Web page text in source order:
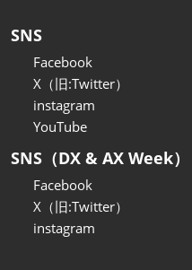
SNS
Facebook
X（旧:Twitter）
instagram
YouTube
SNS（DX & AX Week）
Facebook
X（旧:Twitter）
instagram